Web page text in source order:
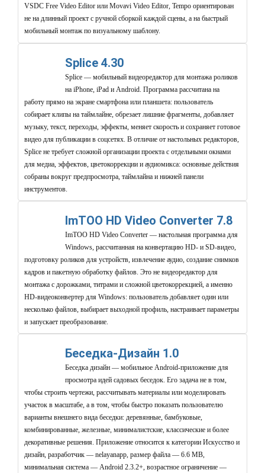
VSDC Free Video Editor или Movavi Video Editor, Tempo ориентирован
не на длинный проект с ручной сборкой каждой сцены, а на быстрый
мобильный монтаж по визуальному шаблону.
Splice 4.30
Splice — мобильный видеоредактор для монтажа роликов
на iPhone, iPad и Android. Программа рассчитана на
работу прямо на экране смартфона или планшета: пользователь
собирает клипы на таймлайне, обрезает лишние фрагменты, добавляет
музыку, текст, переходы, эффекты, меняет скорость и сохраняет готовое
видео для публикации в соцсетях. В отличие от настольных редакторов,
Splice не требует сложной организации проекта с отдельными окнами
для медиа, эффектов, цветокоррекции и аудиомикса: основные действия
собраны вокруг предпросмотра, таймлайна и нижней панели
инструментов.
ImTOO HD Video Converter 7.8
ImTOO HD Video Converter — настольная программа для
Windows, рассчитанная на конвертацию HD- и SD-видео,
подготовку роликов для устройств, извлечение аудио, создание снимков
кадров и пакетную обработку файлов. Это не видеоредактор для
монтажа с дорожками, титрами и сложной цветокоррекцией, а именно
HD-видеоконвертер для Windows: пользователь добавляет один или
несколько файлов, выбирает выходной профиль, настраивает параметры
и запускает преобразование.
Беседка-Дизайн 1.0
Беседка дизайн — мобильное Android-приложение для
просмотра идей садовых беседок. Его задача не в том,
чтобы строить чертежи, рассчитывать материалы или моделировать
участок в масштабе, а в том, чтобы быстро показать пользователю
варианты внешнего вида беседки: деревянные, бамбуковые,
комбинированные, железные, минималистские, классические и более
декоративные решения. Приложение относится к категории Искусство и
дизайн, разработчик — nelayanapp, размер файла — 6.6 MB,
минимальная система — Android 2.3.2+, возрастное ограничение —